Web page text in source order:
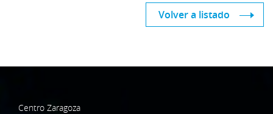
Volver a listado
Centro Zaragoza